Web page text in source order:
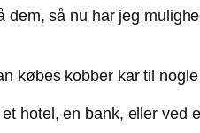
så nu har jeg
købes kobber kar til
hotel, en bank, eller